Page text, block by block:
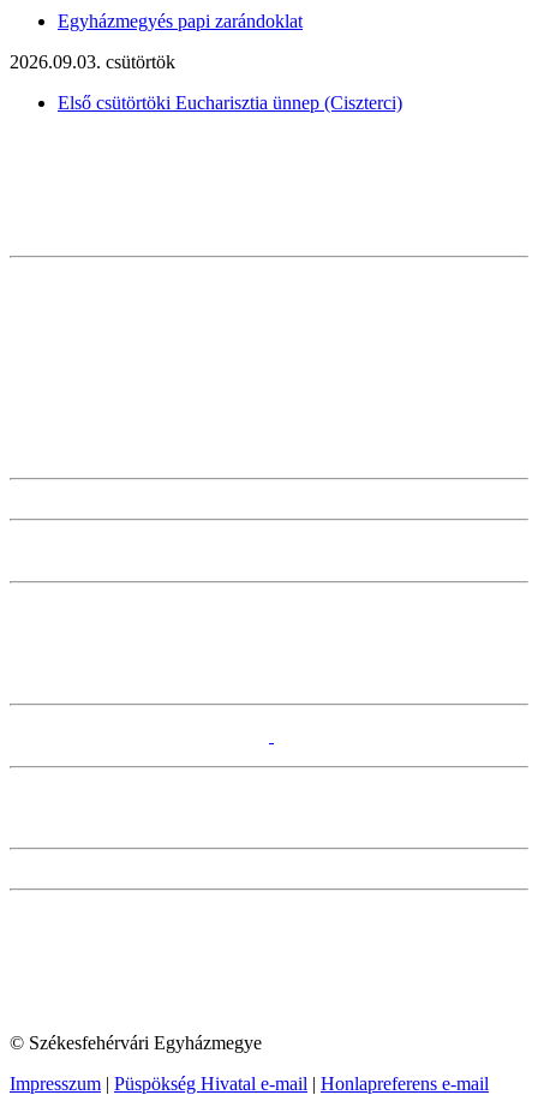
Egyházmegyés papi zarándoklat
2026.09.03. csütörtök
Első csütörtöki Eucharisztia ünnep (Ciszterci)
© Székesfehérvári Egyházmegye
Impresszum | Püspökség Hivatal e-mail | Honlapreferens e-mail